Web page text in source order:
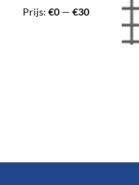
Prijs: €0— €30